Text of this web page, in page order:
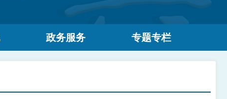
政务服务 专题专栏